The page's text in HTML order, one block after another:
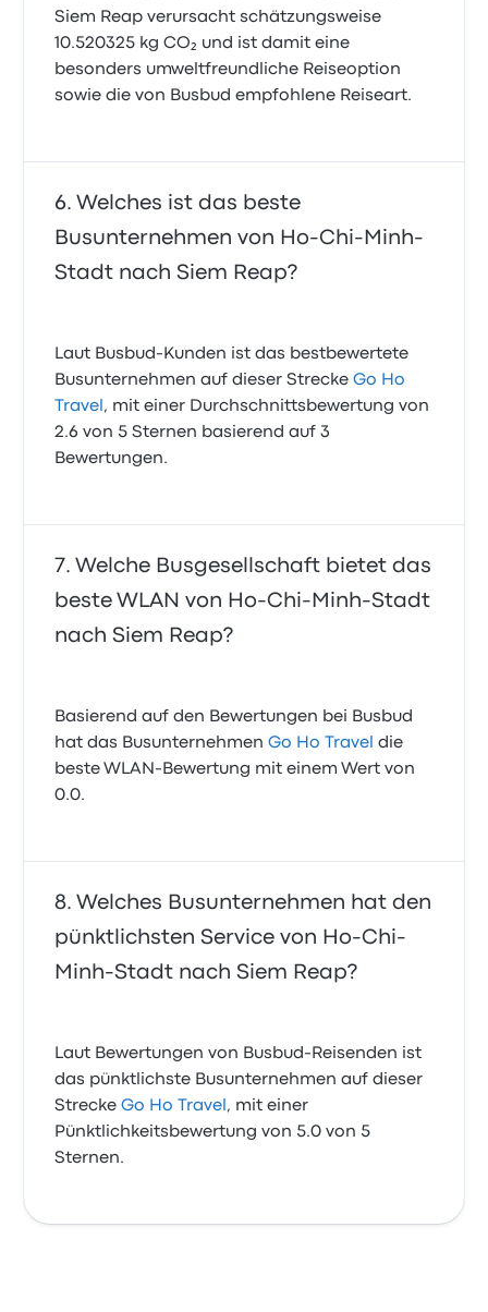
Siem Reap verursacht schätzungsweise
10.520325 kg CO₂ und ist damit eine
besonders umweltfreundliche Reiseoption
sowie die von Busbud empfohlene Reiseart.
Welches ist das beste
Busunternehmen von Ho-Chi-Minh-
Stadt nach Siem Reap?
Laut Busbud-Kunden ist das bestbewertete
Busunternehmen auf dieser StreckeGo Ho
Travel , mit einer Durchschnittsbewertung von
2.6 von 5 Sternen basierend auf 3
Bewertungen.
Welche Busgesellschaft bietet das
beste WLAN von Ho-Chi-Minh-Stadt
nach Siem Reap?
Basierend auf den Bewertungen bei Busbud
hat das BusunternehmenGo Ho Travel die
beste WLAN-Bewertung mit einem Wert von
0.0.
Welches Busunternehmen hat den
pünktlichsten Service von Ho-Chi-
Minh-Stadt nach Siem Reap?
Laut Bewertungen von Busbud-Reisenden ist
das pünktlichste Busunternehmen auf dieser
StreckeGo Ho Travel , mit einer
Pünktlichkeitsbewertung von 5.0 von 5
Sternen.